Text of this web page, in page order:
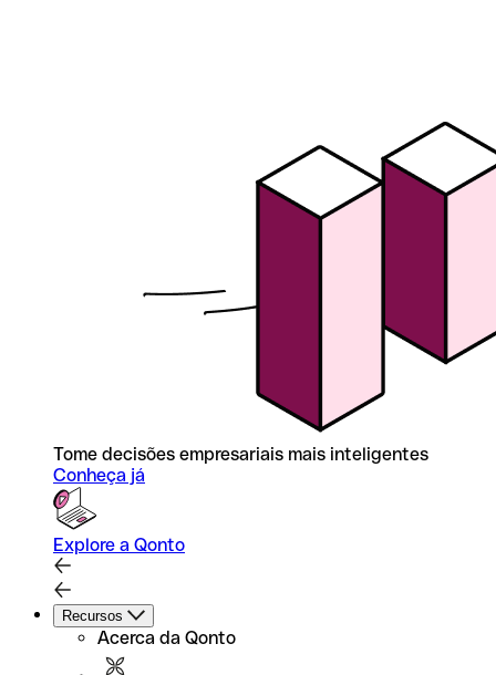
Tome decisões empresariais mais inteligentes
Conheça já
Explore a Qonto
Recursos
Acerca da Qonto